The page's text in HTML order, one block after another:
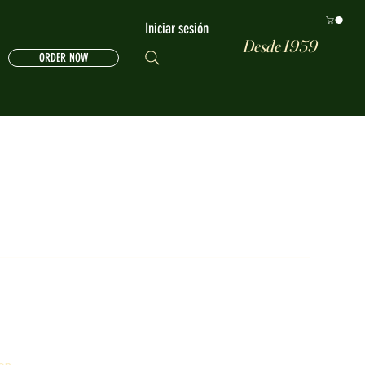
Desde 1959
Iniciar sesión
ORDER NOW